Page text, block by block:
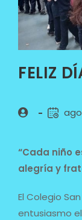
FELIZ
“Cada niño
alegría y
El Colegio
entusiasmo